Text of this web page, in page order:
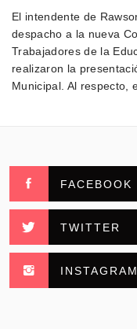
El intendente de
despacho a la nueva
Trabajadores de la
realizaron la
Municipal. Al respecto,
FACEBOOK
TWITTER
INSTAGRAM